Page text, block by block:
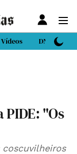
Vídeos DN Sport
PIDE: "Os
coscuvilheiros